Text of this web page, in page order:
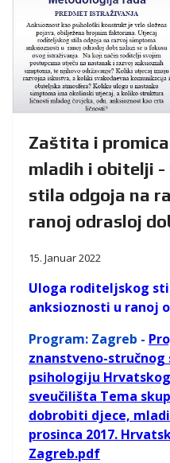
Zaštita i
mladih i obitelji
stila odgoja na
ranoj odrasloj
15. Januar 2022
Uloga roditeljskog
anksioznosti u ranoj
Program: Zagreb -
znanstveno-stručnog
psihologiju
sveučilišta Tema
dobrobiti djece,
prosinca 2017.
Zagreb.pdf